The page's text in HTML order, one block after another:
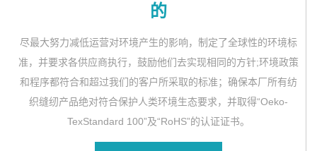
的
尽最大努力减低运营对环境产生的影响，制定了全球性的环境标
准，并要求各供应商执行，鼓励他们去实现相同的方针;环境政策
和程序都符合和超过我们的客户所采取的标准；确保本厂所有纺
织缝纫产品绝对符合保护人类环境生态要求，并取得“Oeko-
TexStandard 100”及“RoHS”的认证证书。